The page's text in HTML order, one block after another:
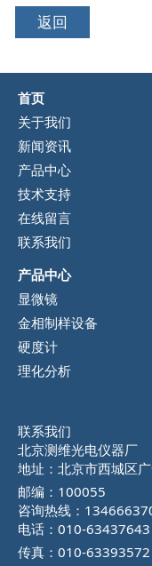
返回
首页
关于我们
新闻资讯
产品中心
技术支持
在线留言
联系我们
产品中心
显微镜
金相制样设备
硬度计
理化分析
联系我们
北京测维光电仪器厂
地址：北京市西城区
邮编：100055
咨询热线：
电话：010-63437643
传真：010-63393572